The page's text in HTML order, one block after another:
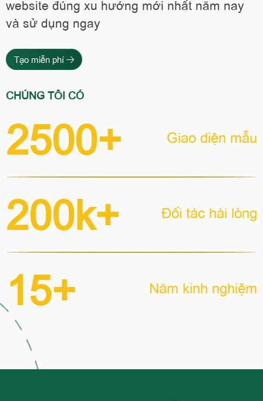
website đúng xu hướng mới nhất năm nay
và sử dụng ngay
Tạo miễn phí
CHÚNG TÔI CÓ
2500+ Giao diện mẫu
200k+ Đối tác hài lòng
15+ Năm kinh nghiệm